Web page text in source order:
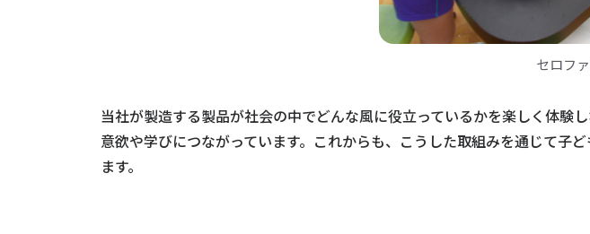
セロフ
当社が製造する製品が社会の中でどんな風に役立っているかを楽しく体験
意欲や学びにつながっています。これからも、こうした取組みを通じて子
ます。